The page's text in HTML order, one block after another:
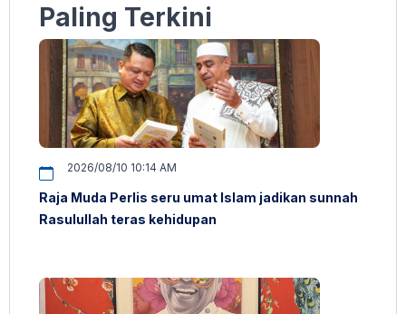
Paling Terkini
2026/08/10 10:14 AM
Raja Muda Perlis seru umat Islam jadikan sunnah
Rasulullah teras kehidupan